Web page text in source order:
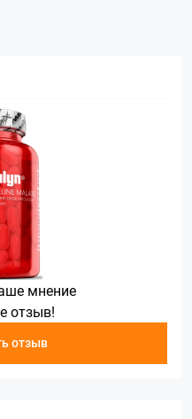
мнение
отзыв!
отзыв